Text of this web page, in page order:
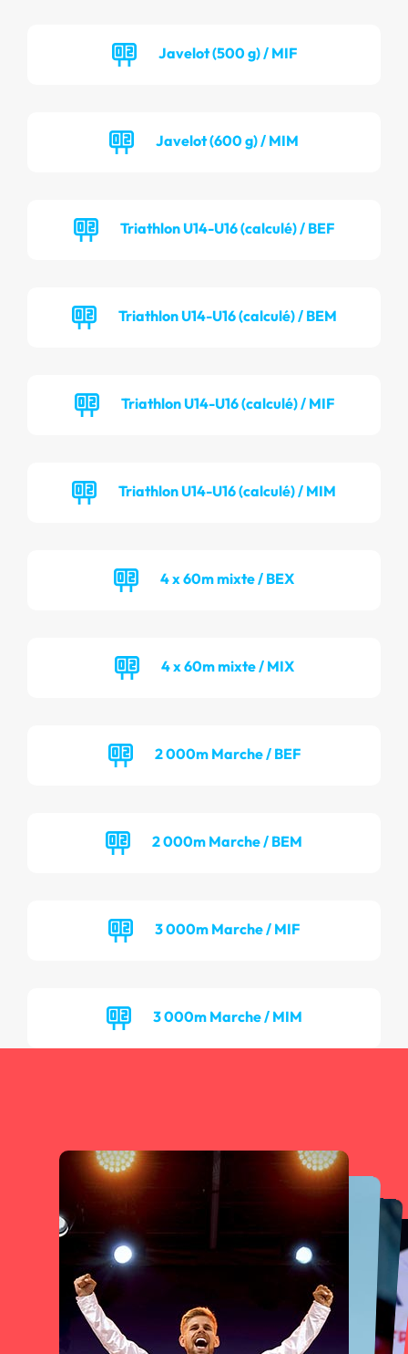
Javelot (500 g) / MIF
Javelot (600 g) / MIM
Triathlon U14-U16 (calculé) / BEF
Triathlon U14-U16 (calculé) / BEM
Triathlon U14-U16 (calculé) / MIF
Triathlon U14-U16 (calculé) / MIM
4 x 60m mixte / BEX
4 x 60m mixte / MIX
2 000m Marche / BEF
2 000m Marche / BEM
3 000m Marche / MIF
3 000m Marche / MIM